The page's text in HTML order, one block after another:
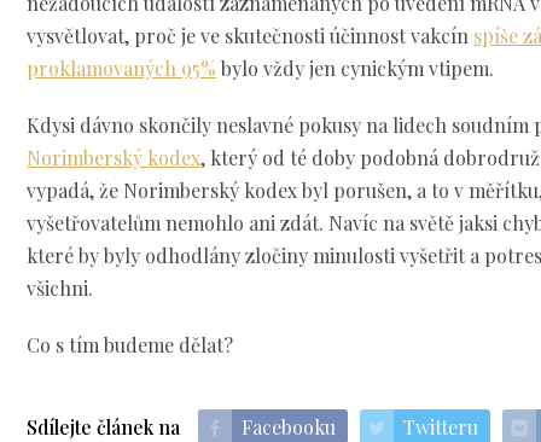
vysvětlovat, proč je ve skutečnosti účinnost vakcín spíše
proklamovaných 95% bylo vždy jen cynickým vtipem.
Kdysi dávno skončily neslavné pokusy na lidech soudním
Norimberský kodex, který od té doby podobná
vypadá, že Norimberský kodex byl porušen, a to v
vyšetřovatelům nemohlo ani zdát. Navíc na světě jaksi
které by byly odhodlány zločiny minulosti vyšetřit a
všichni.
Co s tím budeme dělat?
Sdílejte článek na Facebooku Twitteru